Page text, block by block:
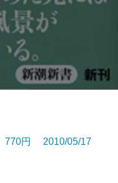
770円 2010/05/17